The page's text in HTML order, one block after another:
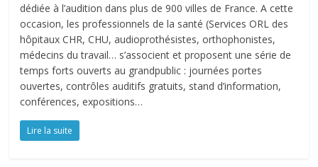
dédiée à l’audition dans plus de 900 villes de France. A cette
occasion, les professionnels de la santé (Services ORL des
hôpitaux CHR, CHU, audioprothésistes, orthophonistes,
médecins du travail… s’associent et proposent une série de
temps forts ouverts au grandpublic : journées portes
ouvertes, contrôles auditifs gratuits, stand d’information,
conférences, expositions…
Lire la suite